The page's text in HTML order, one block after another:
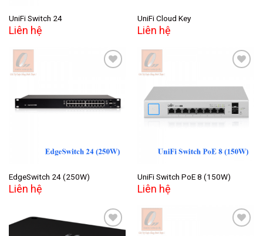
UniFi Switch 24
Liên hệ
UniFi Cloud Key
Liên hệ
Add to
wishlist
EdgeSwitch 24 (250W)
Liên hệ
Add to
wishlist
UniFi Switch PoE 8 (150W)
Liên hệ